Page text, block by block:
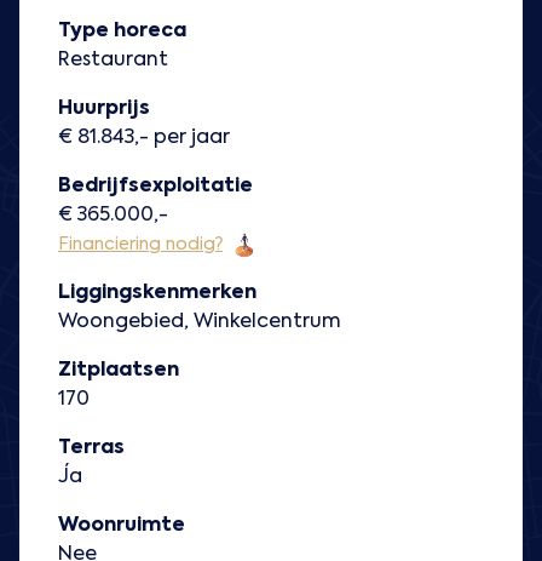
Type horeca
Restaurant
Huurprijs
€ 81.843,- per jaar
Bedrijfsexploitatie
€ 365.000,-
Financiering nodig?
Liggingskenmerken
Woongebied, Winkelcentrum
Zitplaatsen
170
Terras
Ja
Woonruimte
Nee